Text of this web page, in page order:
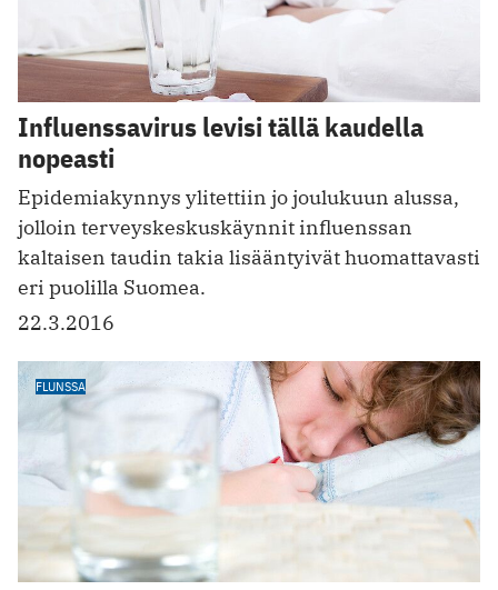
Influenssavirus levisi tällä kaudella
nopeasti
Epidemiakynnys ylitettiin jo joulukuun alussa,
jolloin terveyskeskuskäynnit influenssan
kaltaisen taudin takia lisääntyivät huomattavasti
eri puolilla Suomea.
22.3.2016
FLUNSSA